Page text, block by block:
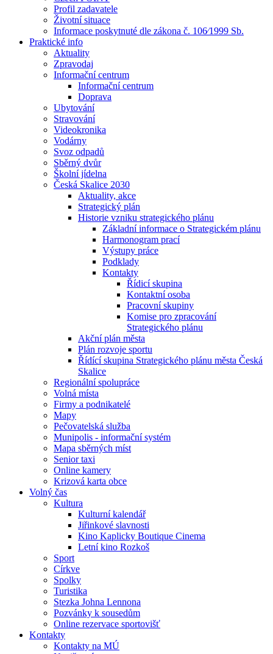
Profil zadavatele
Životní situace
Informace poskytnuté dle zákona č. 106⁄1999 Sb.
Praktické info
Aktuality
Zpravodaj
Informační centrum
Informační centrum
Doprava
Ubytování
Stravování
Videokronika
Vodárny
Svoz odpadů
Sběrný dvůr
Školní jídelna
Česká Skalice 2030
Aktuality, akce
Strategický plán
Historie vzniku strategického plánu
Základní informace o Strategickém plánu
Harmonogram prací
Výstupy práce
Podklady
Kontakty
Řídicí skupina
Kontaktní osoba
Pracovní skupiny
Komise pro zpracování
Strategického plánu
Akční plán města
Plán rozvoje sportu
Řídící skupina Strategického plánu města Česká
Skalice
Regionální spolupráce
Volná místa
Firmy a podnikatelé
Mapy
Pečovatelská služba
Munipolis - informační systém
Mapa sběrných míst
Senior taxi
Online kamery
Krizová karta obce
Volný čas
Kultura
Kulturní kalendář
Jiřinkové slavnosti
Kino Kaplicky Boutique Cinema
Letní kino Rozkoš
Sport
Církve
Spolky
Turistika
Stezka Johna Lennona
Pozvánky k sousedům
Online rezervace sportovišť
Kontakty
Kontakty na MÚ